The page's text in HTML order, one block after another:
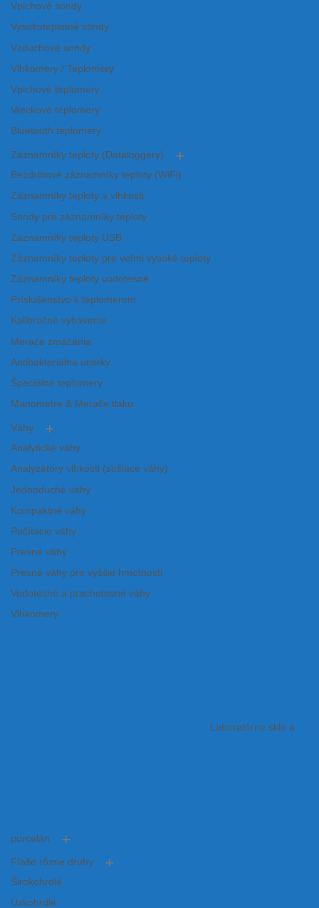
Vpichové sondy
Vysokoteplotné sondy
Vzduchové sondy
Vlhkomery / Teplomery
Vpichové teplomery
Vreckové teplomery
Bluetooth teplomery
Záznamníky teploty (Dataloggery)
Bezdrôtové záznamníky teploty (WiFi)
Záznamníky teploty a vlhkosti
Sondy pre záznamníky teploty
Záznamníky teploty USB
Záznamníky teploty pre veľmi vysoké teploty
Záznamníky teploty vodotesné
Príslušenstvo k teplomerom
Kalibračné vybavenie
Merače zmáčania
Antibakteriálne utierky
Špeciálne teplomery
Manometre & Merače tlaku
Váhy
Analytické váhy
Analyzátory vlhkosti (sušiace váhy)
Jednoduché váhy
Kompaktné váhy
Počítacie váhy
Presné váhy
Presné váhy pre vyššie hmotnosti
Vodotesné a prachotesné váhy
Vlhkomery
Laboratórne sklo a
porcelán
Fľaše rôzne druhy
Širokohrdlé
Úzkohrdlé